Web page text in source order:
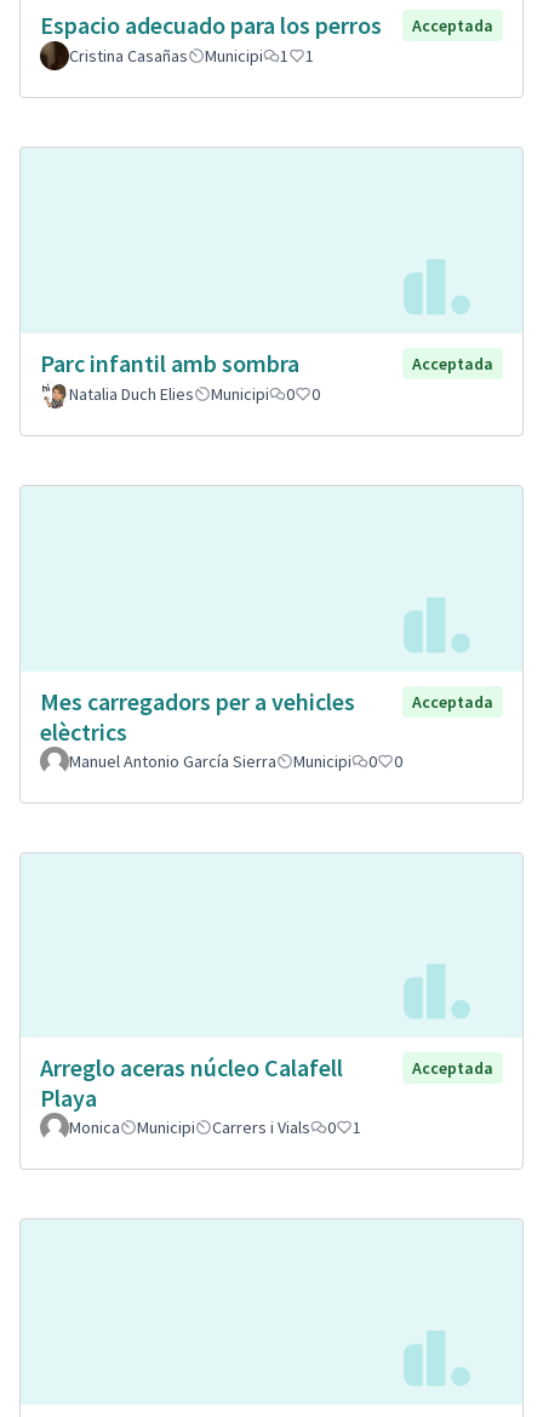
Espacio adecuado para los perros
Acceptada
Cristina Casañas
Municipi 1 1
Parc infantil amb sombra
Acceptada
Natalia Duch Elies
Municipi 0 0
Mes carregadors per a vehicles
elèctrics
Acceptada
Manuel Antonio García Sierra Municipi 0 0
Arreglo aceras núcleo Calafell
Playa
Acceptada
Monica Municipi Carrers i Vials 0 1